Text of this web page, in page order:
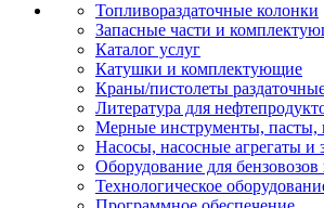
Топливораздаточные колонки
Запасные части и
Каталог услуг
Катушки и комплектующие
Краны/пистолеты
Литература для
Мерные инструменты, пасты,
Насосы, насосные агрегаты и
Оборудование для
Технологическое